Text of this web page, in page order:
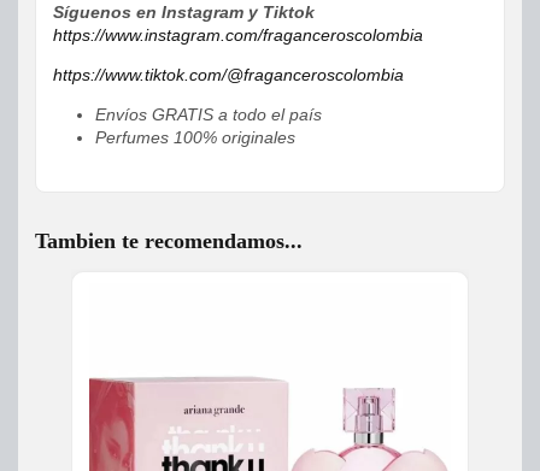
Síguenos en Instagram y Tiktok
https://www.instagram.com/fraganceroscolombia
https://www.tiktok.com/@fraganceroscolombia
Envíos GRATIS a todo el país
Perfumes 100% originales
Tambien te recomendamos...